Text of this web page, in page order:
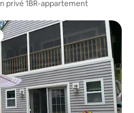
privé 1BR-appartement